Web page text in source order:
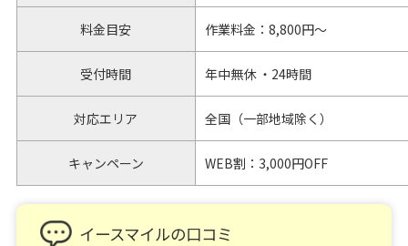
料金目安 作業料金：8,800円～
受付時間 年中無休 ・24時間
対応エリア 全国（一部地域除く）
キャンペーン WEB割：3,000円OFF
イースマイルの口コミ